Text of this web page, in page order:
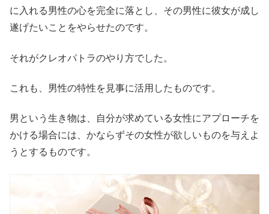
に入れる男性の心を完全に落とし、その男性に彼女が成し
遂げたいことをやらせたのです。
それがクレオパトラのやり方でした。
これも、男性の特性を見事に活用したものです。
男という生き物は、自分が求めている女性にアプローチを
かける場合には、かならずその女性が欲しいものを与えよ
うとするものです。